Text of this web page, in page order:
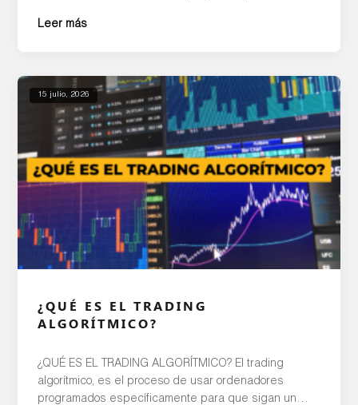
probado su eficacia en el pasado. Este proceso de
Leer más
15 julio, 2026
¿QUÉ ES EL TRADING
ALGORÍTMICO?
¿QUÉ ES EL TRADING ALGORÍTMICO? El trading
algorítmico, es el proceso de usar ordenadores
programados específicamente para que sigan un